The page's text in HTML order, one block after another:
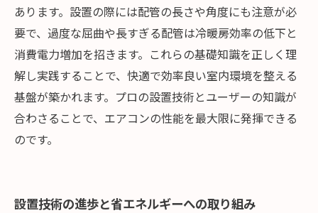
あります。設置の際には配管の長さや角度にも注意が必
要で、過度な屈曲や長すぎる配管は冷暖房効率の低下と
消費電力増加を招きます。これらの基礎知識を正しく理
解し実践することで、快適で効率良い室内環境を整える
基盤が築かれます。プロの設置技術とユーザーの知識が
合わさることで、エアコンの性能を最大限に発揮できる
のです。
設置技術の進歩と省エネルギーへの取り組み